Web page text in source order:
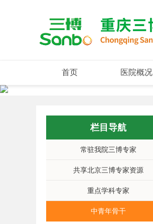
首页 医院概况
栏目导航
常驻我院三博专家
共享北京三博专家资源
重点学科专家
中青年骨干